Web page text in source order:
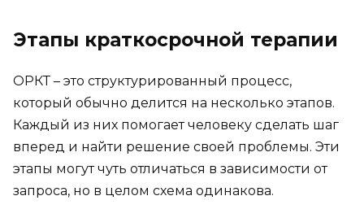
Этапы краткосрочной терапии
ОРКТ – это структурированный процесс,
который обычно делится на несколько этапов.
Каждый из них помогает человеку сделать шаг
вперед и найти решение своей проблемы. Эти
этапы могут чуть отличаться в зависимости от
запроса, но в целом схема одинакова.